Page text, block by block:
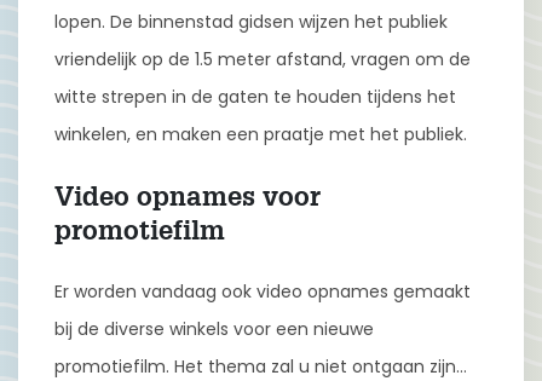
lopen. De binnenstad gidsen wijzen het publiek
vriendelijk op de 1.5 meter afstand, vragen om de
witte strepen in de gaten te houden tijdens het
winkelen, en maken een praatje met het publiek.
Video opnames voor
promotiefilm
Er worden vandaag ook video opnames gemaakt
bij de diverse winkels voor een nieuwe
promotiefilm. Het thema zal u niet ontgaan zijn…